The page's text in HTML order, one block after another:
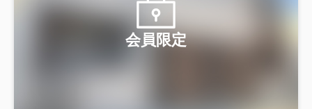
会員限定